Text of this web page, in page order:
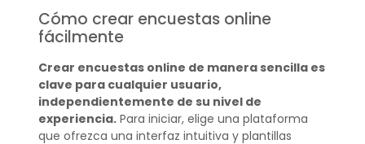
Cómo crear encuestas online
fácilmente
Crear encuestas online de manera sencilla es
clave para cualquier usuario,
independientemente de su nivel de
experiencia.Para iniciar, elige una plataforma
que ofrezca una interfaz intuitiva y plantillas